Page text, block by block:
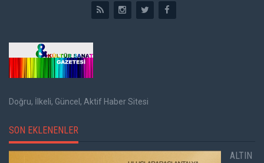
Doğru, İlkeli, Güncel, Aktif Haber Sitesi
SON EKLENENLER
ALTIN